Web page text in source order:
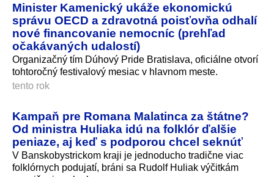
Minister Kamenický ukáže ekonomickú
správu OECD a zdravotná poisťovňa odhalí
nové financovanie nemocníc (prehľad
očakávaných udalostí)
Organizačný tím Dúhový Pride Bratislava, oficiálne otvorí
tohtoročný festivalový mesiac v hlavnom meste.
tento rok
Kampaň pre Romana Malatinca za štátne?
Od ministra Huliaka idú na folklór ďalšie
peniaze, aj keď s podporou chcel seknúť
V Banskobystrickom kraji je jednoducho tradične viac
folklórnych podujatí, bráni sa Rudolf Huliak výčitkám